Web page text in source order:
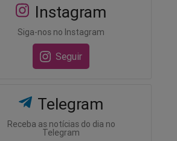
Instagram
Siga-nos no Instagram
Seguir
Telegram
Receba as notícias do dia no
Telegram